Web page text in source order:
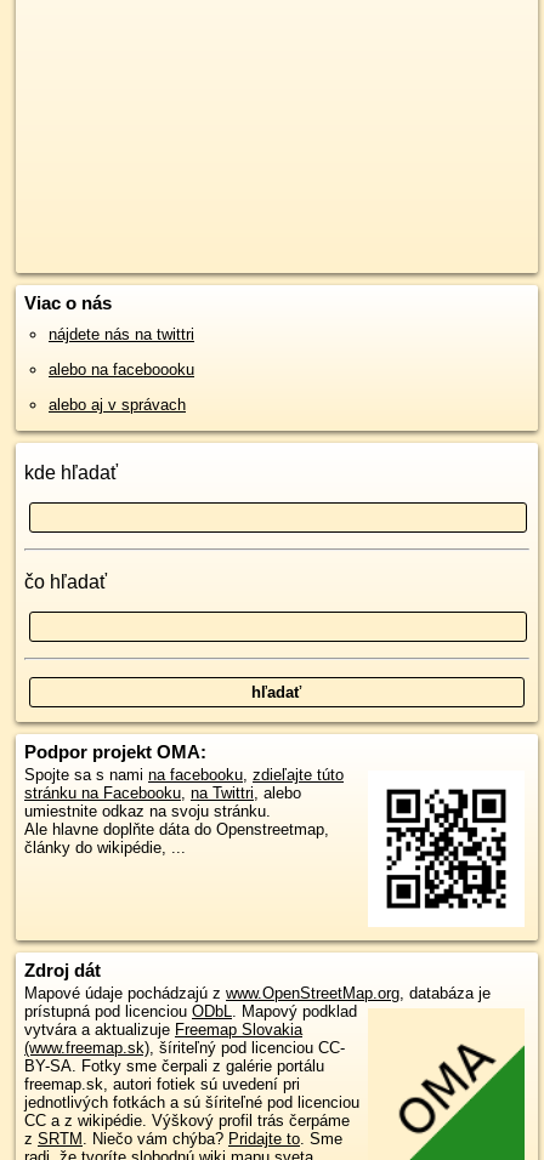
Viac o nás
nájdete nás na twittri
alebo na faceboooku
alebo aj v správach
kde hľadať
čo hľadať
Podpor projekt OMA:
Spojte sa s nami na facebooku, zdieľajte túto
stránku na Facebooku, na Twittri, alebo
umiestnite odkaz na svoju stránku.
Ale hlavne doplňte dáta do Openstreetmap,
články do wikipédie, ...
Zdroj dát
Mapové údaje pochádzajú z www.OpenStreetMap.org, databáza je
prístupná pod licenciou ODbL. Mapový podklad
vytvára a aktualizuje Freemap Slovakia
(www.freemap.sk), šíriteľný pod licenciou CC-
BY-SA. Fotky sme čerpali z galérie portálu
freemap.sk, autori fotiek sú uvedení pri
jednotlivých fotkách a sú šíriteľné pod licenciou
CC a z wikipédie. Výškový profil trás čerpáme
z SRTM . Niečo vám chýba? Pridajte to. Sme